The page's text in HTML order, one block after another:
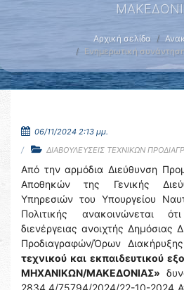
Αρχική σελίδα
Ενημερωτική
06/11/2024 2:13 μμ.
ΔΙΑΒΟΥΛΕΥΣΕΙΣ ΤΕΧΝΙΚΩΝ
Από την αρμόδια Διεύθυνση
Αποθηκών της Γενικής
Υπηρεσιών του Υπουργείου
Πολιτικής ανακοινώνεται
διενέργειας ανοιχτής Δημόσιας
Προδιαγραφών/Όρων
τεχνικού και εκπαιδευτικού
ΜΗΧΑΝΙΚΩΝ/ΜΑΚΕΔΟΝΙΑΣ»
2834.4/75794/2024/22-10-2024